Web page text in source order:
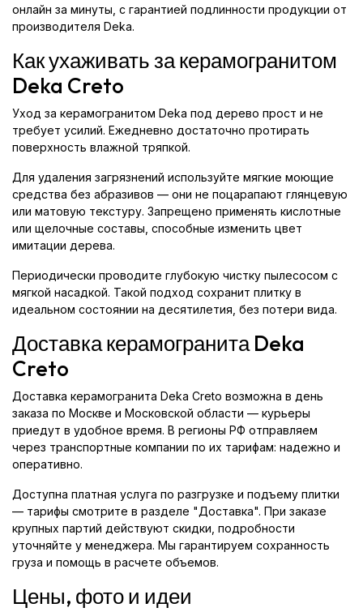
онлайн за минуты, с гарантией подлинности продукции от
производителя Deka.
Как ухаживать за керамогранитом
Deka Creto
Уход за керамогранитом Deka под дерево прост и не
требует усилий. Ежедневно достаточно протирать
поверхность влажной тряпкой.
Для удаления загрязнений используйте мягкие моющие
средства без абразивов — они не поцарапают глянцевую
или матовую текстуру. Запрещено применять кислотные
или щелочные составы, способные изменить цвет
имитации дерева.
Периодически проводите глубокую чистку пылесосом с
мягкой насадкой. Такой подход сохранит плитку в
идеальном состоянии на десятилетия, без потери вида.
Доставка керамогранита Deka
Creto
Доставка керамогранита Deka Creto возможна в день
заказа по Москве и Московской области — курьеры
приедут в удобное время. В регионы РФ отправляем
через транспортные компании по их тарифам: надежно и
оперативно.
Доступна платная услуга по разгрузке и подъему плитки
— тарифы смотрите в разделе "Доставка". При заказе
крупных партий действуют скидки, подробности
уточняйте у менеджера. Мы гарантируем сохранность
груза и помощь в расчете объемов.
Цены, фото и идеи